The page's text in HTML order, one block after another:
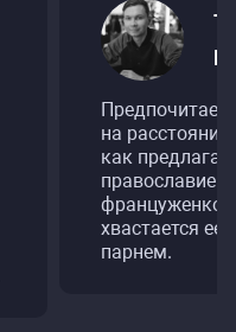
Предпочитает
на
как
православие.
хвастается ее
парнем.